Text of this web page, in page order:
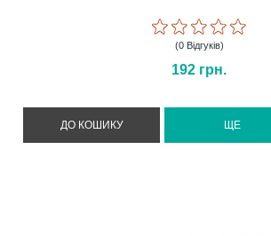
(0 Відгуків)
192 грн.